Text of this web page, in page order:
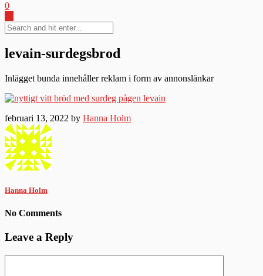
0
levain-surdegsbrod
Inlägget bunda innehåller reklam i form av annonslänkar
februari 13, 2022 by Hanna Holm
Hanna Holm
No Comments
Leave a Reply